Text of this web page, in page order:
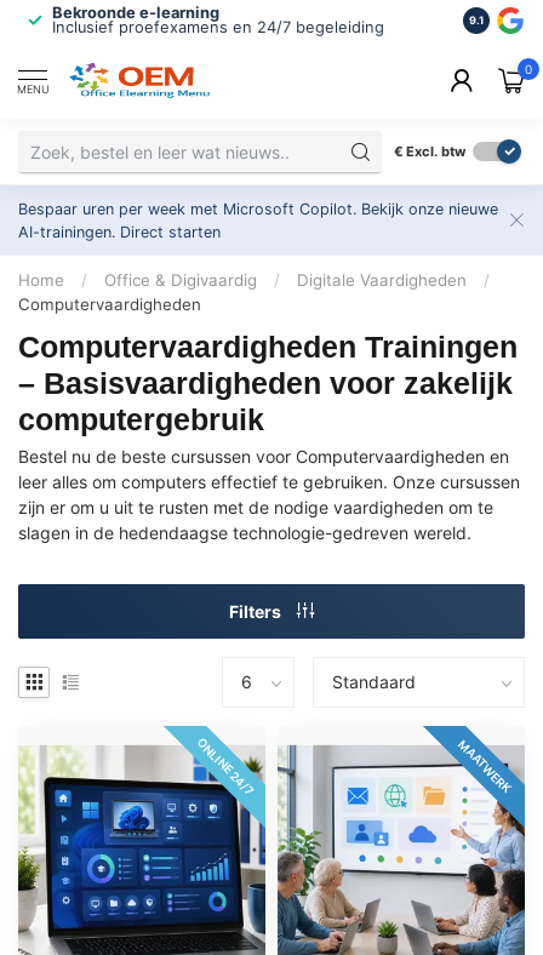
Bekroonde e-learning
Inclusief proefexamens en 24/7 begeleiding
ISO
2.500+
9.1
MENU
0
€ Excl. btw
Bespaar uren per week met Microsoft Copilot. Bekijk onze nieuwe
AI-trainingen. Direct starten
Home / Office & Digivaardig / Digitale Vaardigheden
/
Computervaardigheden
Computervaardigheden Trainingen
– Basisvaardigheden voor zakelijk
computergebruik
Bestel nu de beste cursussen voor Computervaardigheden en
leer alles om computers effectief te gebruiken. Onze cursussen
zijn er om u uit te rusten met de nodige vaardigheden om te
slagen in de hedendaagse technologie-gedreven wereld.
Filters
ONLINE 24/7 MAATWERK